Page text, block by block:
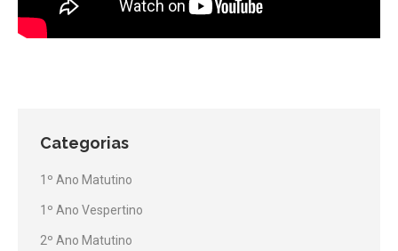
Categorias
1º Ano Matutino
1º Ano Vespertino
2º Ano Matutino